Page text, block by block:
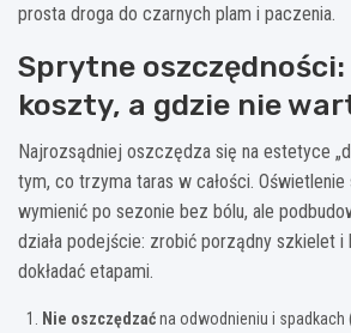
prosta droga do czarnych plam i paczenia.
Sprytne
koszty, a gdzie nie
Najrozsądniej oszczędza się na estetyce
tym, co trzyma taras w całości. Oświetlenie
wymienić po sezonie bez bólu, ale
działa podejście: zrobić porządny szkielet i
dokładać etapami.
Nie oszczędzaćna odwodnieniu i